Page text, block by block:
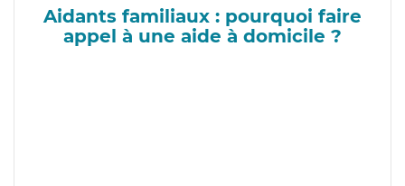
Aidants familiaux : pourquoi faire
appel à une aide à domicile ?